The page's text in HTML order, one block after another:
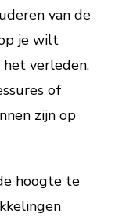
van de
je wilt
het verleden,
of
zijn op
hoogte te